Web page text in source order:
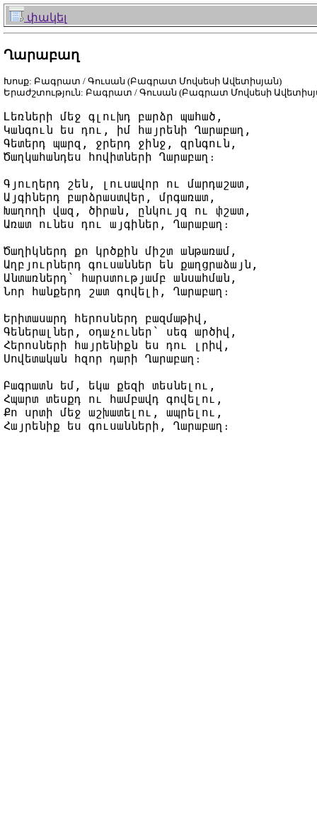
փակել
Ղարաբաղ
Խոսք: Բագրատ / Գուսան (Բագրատ Մովսեսի Ավետիսյան)
Երաժշտություն: Բագրատ / Գուսան (Բագրատ Մովսեսի
Լեռների մեջ գլուխդ բարձր պահած,
Կանգուն ես դու, իմ հայրենի Ղարաբաղ,
Գետերդ պարզ, ջրերդ ջինջ, զրնգուն,
Ծաղկահանդես հովիտների Ղարաբաղ։
Գյուղերդ շեն, լուսավոր ու մարդաշատ,
Այգիներդ բարձրաստվեր, մրգառատ,
Խաղողի վազ, ծիրան, ընկույզ ու փշատ,
Առատ ունես դու այգիներ, Ղարաբաղ։
Ծաղիկներդ քո կրծքին միշտ անթառամ,
Աղբյուրներդ գուսաններ են քաղցրաձայն,
Անտառներդ՝ հարստությամբ անսահման,
Նոր հանքերդ շատ գովելի, Ղարաբաղ։
Երիտասարդ հերոսներդ բազմաթիվ,
Գեներալներ, օդաչուներ՝ սեգ արծիվ,
Հերոսների հայրենիքն ես դու լրիվ,
Սովետական հզոր դարի Ղարաբաղ։
Բագրատն եմ, եկա քեզի տեսնելու,
Հպարտ տեսքդ ու համբավդ գովելու,
Քո սրտի մեջ աշխատելու, ապրելու,